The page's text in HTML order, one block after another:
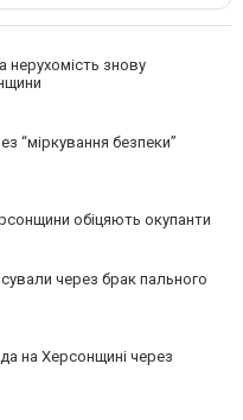
знову
“міркування безпеки”
обіцяють окупанти
через брак пального
на Херсонщині через